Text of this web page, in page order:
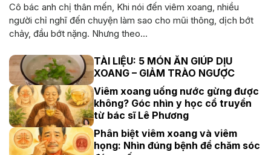
Cô bác anh chị thân mến, Khi nói đến viêm xoang, nhiều
người chỉ nghĩ đến chuyện làm sao cho mũi thông, dịch bớt
chảy, đầu bớt nặng. Nhưng theo...
TÀI LIỆU: 5 MÓN ĂN GIÚP DỊU
XOANG – GIẢM TRÀO NGƯỢC
Viêm xoang uống nước gừng được
không? Góc nhìn y học cổ truyền
từ bác sĩ Lê Phương
Phân biệt viêm xoang và viêm
họng: Nhìn đúng bệnh để chăm sóc